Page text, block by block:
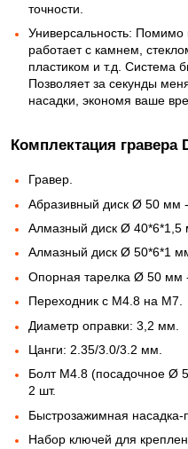
точности.
Универсальность:
работает с камнем,
пластиком и т.д. Система
Позволяет за секунды
насадки, экономя ваше
Комплектация гравера
Гравер.
Абразивный диск Ø 50 мм
Алмазный диск Ø 40*6*1,5
Алмазный диск Ø 50*6*1
Опорная тарелка Ø 50 мм
Переходник с М4.8 на М7.
Диаметр оправки: 3,2 мм.
Цанги: 2.35/3.0/3.2 мм.
Болт М4.8 (посадочное Ø
2 шт.
Быстрозажимная насадка-
Набор ключей для